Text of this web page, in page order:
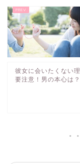
彼女に会いたくない
要注意！男の本心は？